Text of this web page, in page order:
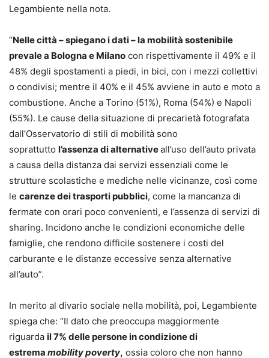
Legambiente nella nota.
“Nelle città – spiegano i dati – la mobilità sostenibile
prevale a Bologna e Milano con rispettivamente il 49% e il
48% degli spostamenti a piedi, in bici, con i mezzi collettivi
o condivisi; mentre il 40% e il 45% avviene in auto e moto a
combustione. Anche a Torino (51%), Roma (54%) e Napoli
(55%). Le cause della situazione di precarietà fotografata
dall’Osservatorio di stili di mobilità sono
soprattutto l’assenza di alternativeall’uso dell’auto privata
a causa della distanza dai servizi essenziali come le
strutture scolastiche e mediche nelle vicinanze, così come
le carenze dei trasporti pubblici, come la mancanza di
fermate con orari poco convenienti, e l’assenza di servizi di
sharing. Incidono anche le condizioni economiche delle
famiglie, che rendono difficile sostenere i costi del
carburante e le distanze eccessive senza alternative
all’auto”.
In merito al divario sociale nella mobilità, poi, Legambiente
spiega che: “Il dato che preoccupa maggiormente
riguarda il 7% delle persone in condizione di
estrema mobility poverty, ossia coloro che non hanno